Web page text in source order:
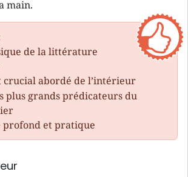
main.
de la littérature
crucial abordé de l’intérieur
plus grands prédicateurs du
profond et pratique